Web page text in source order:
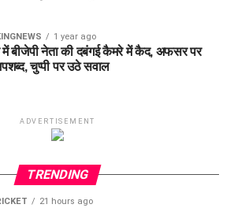
1 year ago
में बीजेपी नेता की दबंगई कैमरे में कैद, अफसर पर
चुप्पी पर उठे सवाल
ADVERTISEMENT
TRENDING
21 hours ago